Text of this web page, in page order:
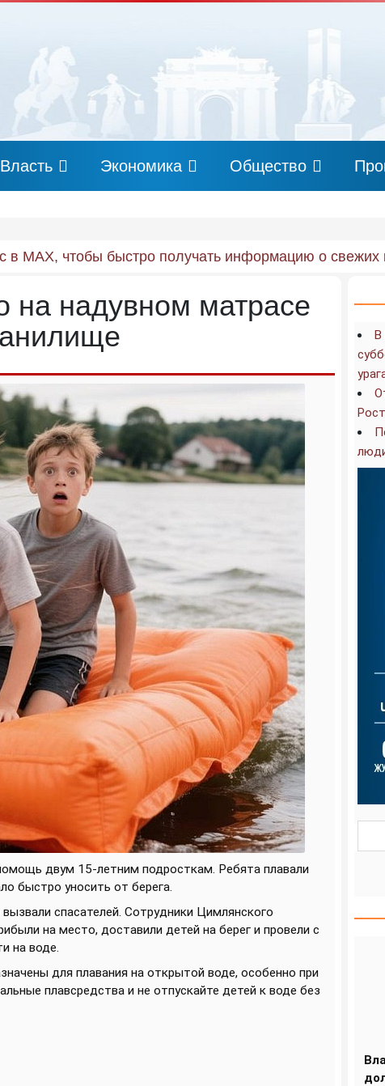
Власть Экономика Общество
в MAX, чтобы быстро получать информацию о свежих
на надувном матрасе
двум 15-летним подросткам. Ребята плавали
быстро уносить от берега.
спасателей. Сотрудники Цимлянского
на место, доставили детей на берег и провели с
на воде.
для плавания на открытой воде, особенно при
плавсредства и не отпускайте детей к воде без
В